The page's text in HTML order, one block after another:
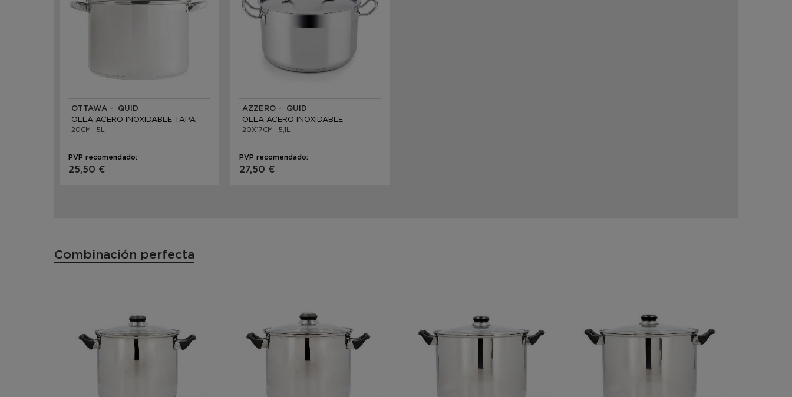
OTTAWA - QUID
OLLA ACERO INOXIDABLE TAPA
20CM - 5L
PVP recomendado:
25,50 €
AZZERO - QUID
OLLA ACERO INOXIDABLE
20X17CM - 5,1L
PVP recomendado:
27,50 €
Combinación perfecta